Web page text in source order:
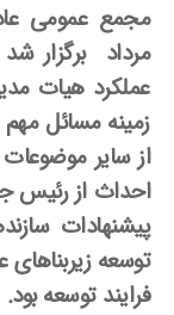
مجمع عمومی
مرداد برگزار
عملکرد هیات
زمینه مسائل
از سایر
احداث از رئیس
پیشنهادات
توسعه
فرایند توسعه بود.